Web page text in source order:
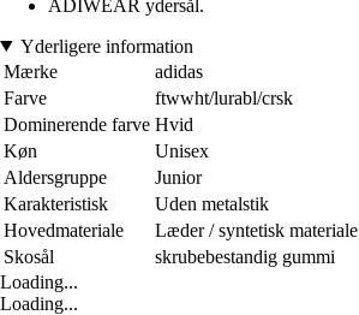
ADIWEAR ydersål.
Yderligere information
Mærke
adidas
Farve
ftwwht/lurabl/crsk
Dominerende farve Hvid
Køn
Unisex
Aldersgruppe
Junior
Karakteristisk
Uden metalstik
Hovedmateriale
Læder / syntetisk materiale
Skosål
skrubebestandig gummi
Loading...
Loading...